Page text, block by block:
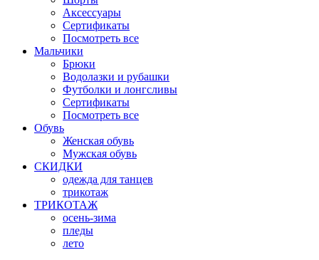
Аксессуары
Сертификаты
Посмотреть все
Мальчики
Брюки
Водолазки и рубашки
Футболки и лонгсливы
Сертификаты
Посмотреть все
Обувь
Женская обувь
Мужская обувь
СКИДКИ
одежда для танцев
трикотаж
ТРИКОТАЖ
осень-зима
пледы
лето